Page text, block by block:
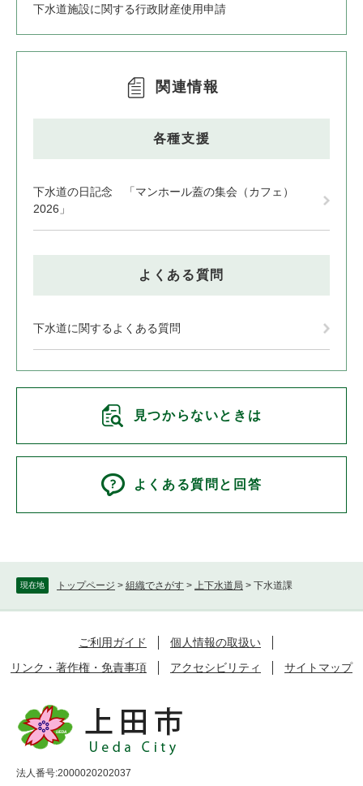
現在地 トップページ > 組織でさがす > 上下水道局 > 下水道課
下水道施設に関する行政財産使用申請
関連情報
各種支援
下水道の日記念 「マンホール蓋の集会（カフェ）
2026」
よくある質問
下水道に関するよくある質問
見つからないときは
よくある質問と回答
ご利用ガイド
個人情報の取扱い
リンク・著作権・免責事項
アクセシビリティ サイトマップ
法人番号:2000020202037